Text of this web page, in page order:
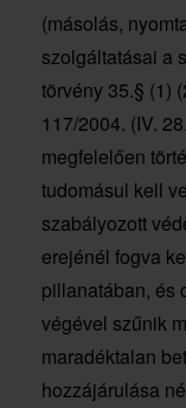
(másolás,
szolgáltatásai a
törvény 35.§ (1)
117/2004. (IV.
megfelelően
tudomásul kell
szabályozott
erejénél fogva
pillanatában, és
végével szűnik
maradéktalan
hozzájárulása